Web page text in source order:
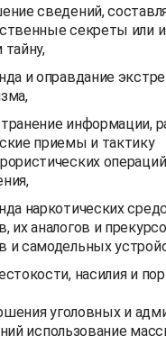
сведений,
секреты или
и оправдание
информации,
приемы и тактику
наркотических
их аналогов и
и самодельных
насилия и
уголовных и
использование